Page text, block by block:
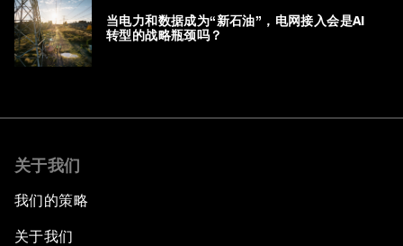
当电力和数据成为“新石油”，电网接入会是AI
转型的战略瓶颈吗？
关于我们
我们的策略
关于我们